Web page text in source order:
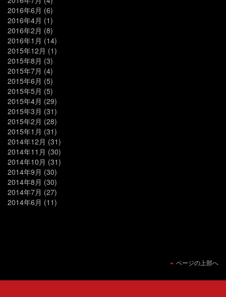
2016年6月 (6)
2016年4月 (1)
2016年2月 (8)
2016年1月 (14)
2015年12月 (1)
2015年8月 (3)
2015年7月 (4)
2015年6月 (5)
2015年5月 (5)
2015年4月 (29)
2015年3月 (31)
2015年2月 (28)
2015年1月 (31)
2014年12月 (31)
2014年11月 (30)
2014年10月 (31)
2014年9月 (30)
2014年8月 (30)
2014年7月 (27)
2014年6月 (11)
ページの上部へ